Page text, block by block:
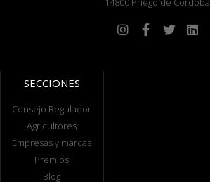
SECCIONES
Consejo Regulador
Agricultores
Empresas y marcas
Premios
Blog